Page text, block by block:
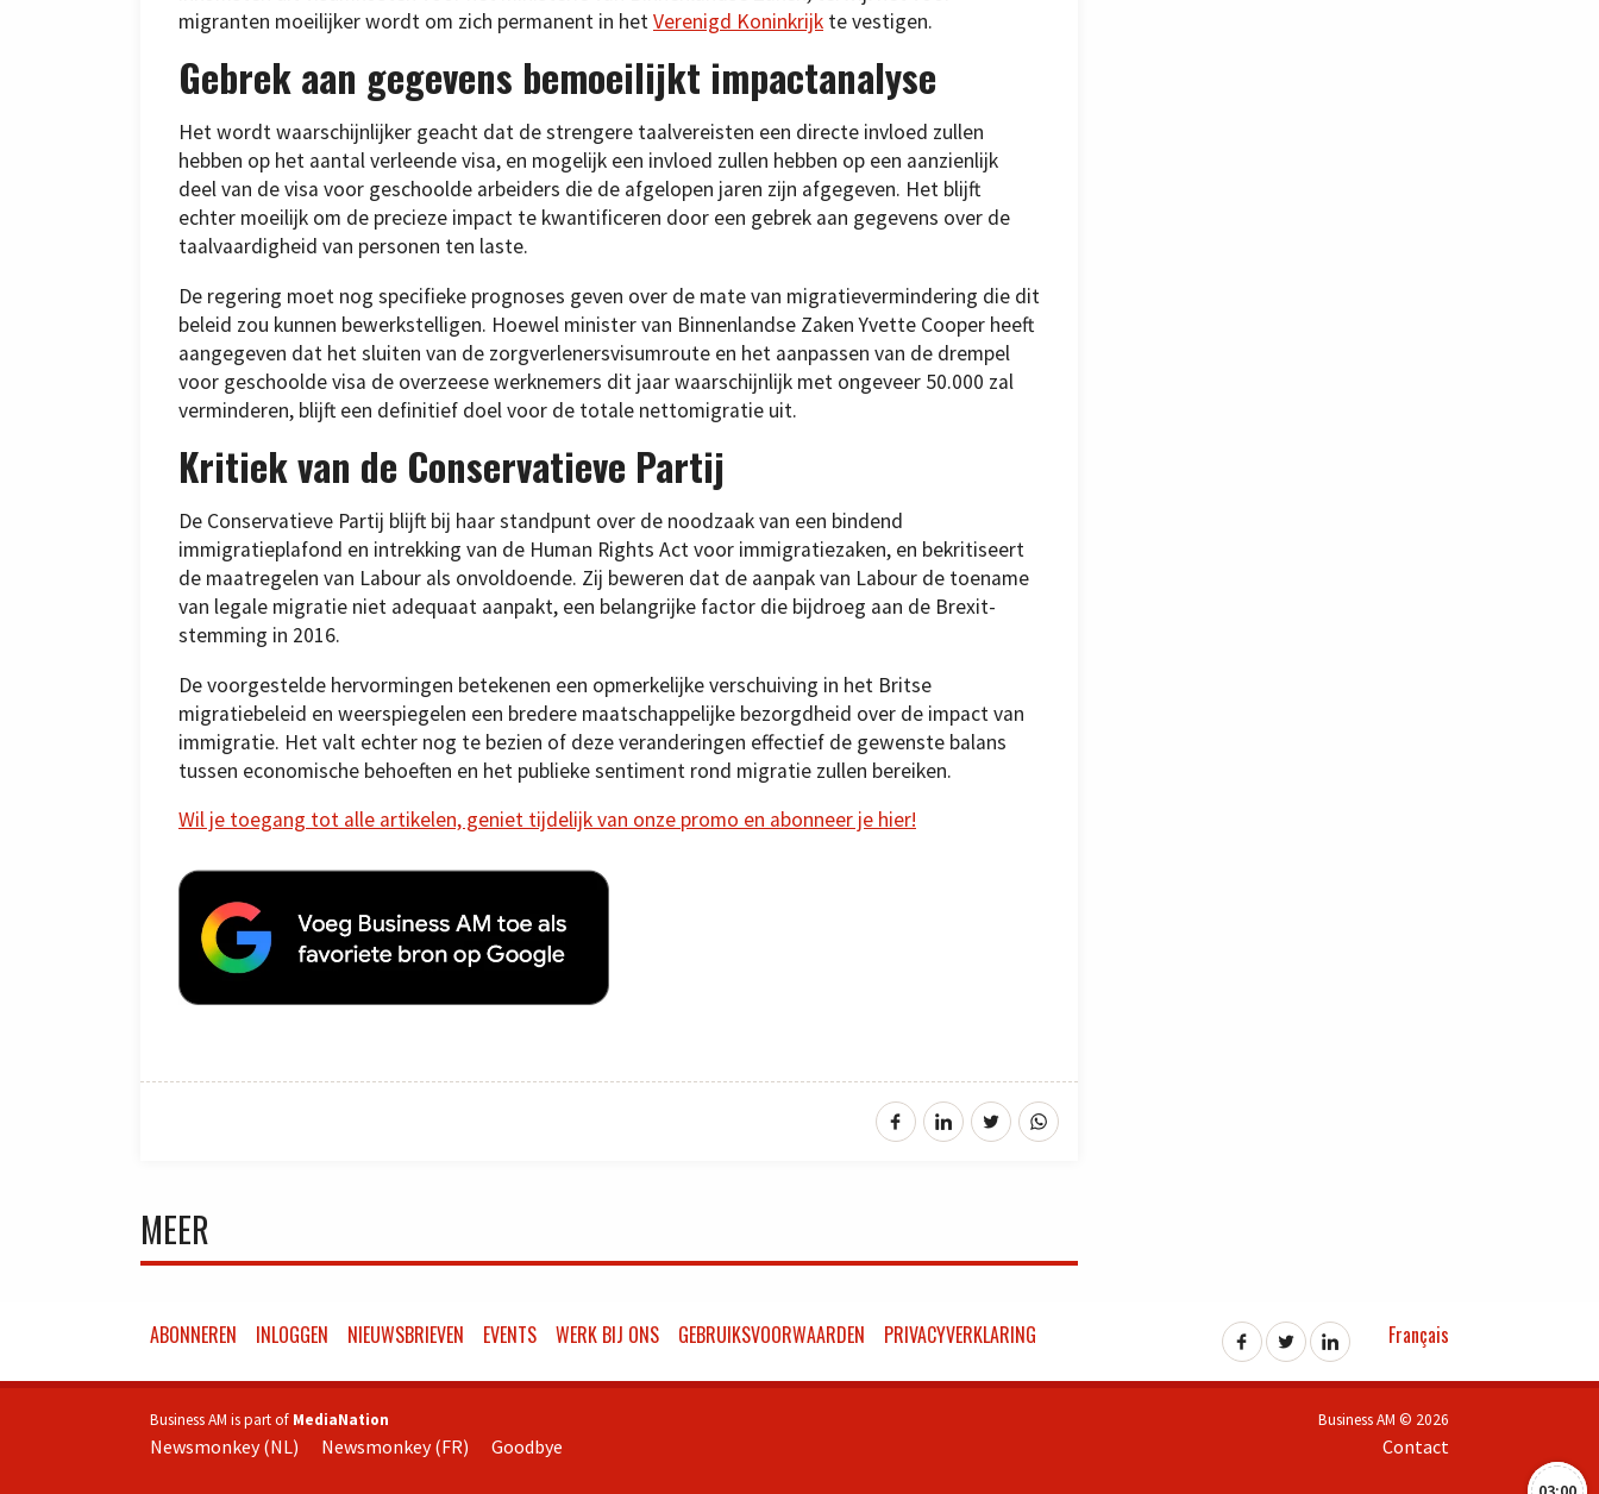
migranten moeilijker wordt om zich permanent in hetVerenigd Koninkrijk te vestigen.
Gebrek aan gegevens bemoeilijkt impactanalyse
Het wordt waarschijnlijker geacht dat de strengere taalvereisten een directe invloed zullen
hebben op het aantal verleende visa, en mogelijk een invloed zullen hebben op een aanzienlijk
deel van de visa voor geschoolde arbeiders die de afgelopen jaren zijn afgegeven. Het blijft
echter moeilijk om de precieze impact te kwantificeren door een gebrek aan gegevens over de
taalvaardigheid van personen ten laste.
De regering moet nog specifieke prognoses geven over de mate van migratievermindering die dit
beleid zou kunnen bewerkstelligen. Hoewel minister van Binnenlandse Zaken Yvette Cooper heeft
aangegeven dat het sluiten van de zorgverlenersvisumroute en het aanpassen van de drempel
voor geschoolde visa de overzeese werknemers dit jaar waarschijnlijk met ongeveer 50.000 zal
verminderen, blijft een definitief doel voor de totale nettomigratie uit.
Kritiek van de Conservatieve Partij
De Conservatieve Partij blijft bij haar standpunt over de noodzaak van een bindend
immigratieplafond en intrekking van de Human Rights Act voor immigratiezaken, en bekritiseert
de maatregelen van Labour als onvoldoende. Zij beweren dat de aanpak van Labour de toename
van legale migratie niet adequaat aanpakt, een belangrijke factor die bijdroeg aan de Brexit-
stemming in 2016.
De voorgestelde hervormingen betekenen een opmerkelijke verschuiving in het Britse
migratiebeleid en weerspiegelen een bredere maatschappelijke bezorgdheid over de impact van
immigratie. Het valt echter nog te bezien of deze veranderingen effectief de gewenste balans
tussen economische behoeften en het publieke sentiment rond migratie zullen bereiken.
Wil je toegang tot alle artikelen, geniet tijdelijk van onze promo en abonneer je hier!
MEER
ABONNEREN INLOGGEN NIEUWSBRIEVEN EVENTS WERK BIJ ONS GEBRUIKSVOORWAARDEN PRIVACYVERKLARING Français
Business AM is part of MediaNation
Newsmonkey (NL) Newsmonkey (FR) Goodbye
Business AM © 2026
Contact